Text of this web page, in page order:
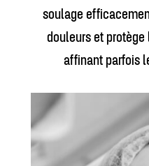
soulage
douleurs et protège
affinant parfois